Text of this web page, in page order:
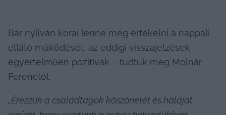
Bár nyilván korai lenne még értékelni a nappali
ellátó működését, az eddigi visszajelzések
egyértelműen pozitívak – tudtuk meg Molnár
Ferenctől.
„Érezzük a családtagok köszönetét és háláját